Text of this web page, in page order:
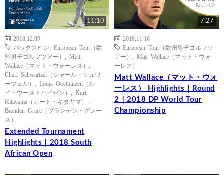
11:10
2018.12.09
バックスピン
European Tour（欧
州男子ゴルフツアー）
Matt
Wallace（マット・ウォーレス）
Charl Schwartzel（シャール・シュワ
ーツェル）
Louis Oosthuizen（ル
イ・ウーストハイゼン）
Kurt
Kitayama（カート・キタヤマ）
Branden Grace（ブランデン・グレー
ス）
Extended Tournament
Highlights｜2018 South
African Open
7:27
2018.11.16
European Tour（欧州男子ゴルフツ
アー）
Matt Wallace（マット・ウォ
ーレス）
Matt Wallace（マット・ウォ
ーレス） Highlights｜Round
2｜2018 DP World Tour
Championship